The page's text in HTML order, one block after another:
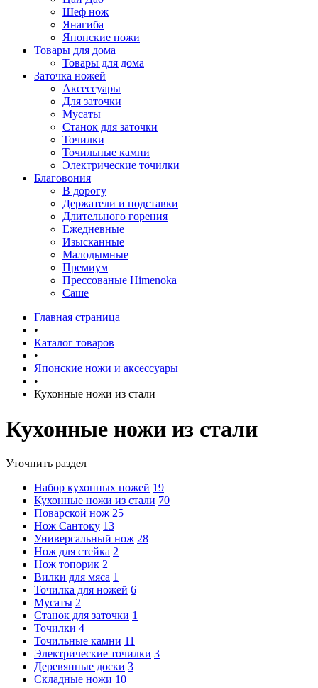
Шеф нож
Янагиба
Японские ножи
Товары для дома
Товары для дома
Заточка ножей
Аксессуары
Для заточки
Мусаты
Станок для заточки
Точилки
Точильные камни
Электрические точилки
Благовония
В дорогу
Держатели и подставки
Длительного горения
Ежедневные
Изысканные
Малодымные
Премиум
Прессованые Himenoka
Саше
Главная страница
•
Каталог товаров
•
Японские ножи и аксессуары
•
Кухонные ножи из стали
Кухонные ножи из стали
Уточнить раздел
Набор кухонных ножей 19
Кухонные ножи из стали 70
Поварской нож 25
Нож Сантоку 13
Универсальный нож 28
Нож для стейка 2
Нож топорик 2
Вилки для мяса 1
Точилка для ножей 6
Мусаты 2
Станок для заточки 1
Точилки 4
Точильные камни 11
Электрические точилки 3
Деревянные доски 3
Складные ножи 10